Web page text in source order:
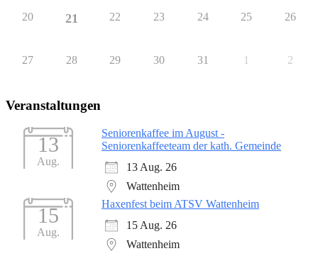
20 21 22 23 24 25 26
27 28 29 30 31 1 2
Veranstaltungen
13
Aug.
Seniorenkaffee im August -
Seniorenkaffeeteam der kath. Gemeinde
13 Aug. 26
Wattenheim
15
Aug.
Haxenfest beim ATSV Wattenheim
15 Aug. 26
Wattenheim